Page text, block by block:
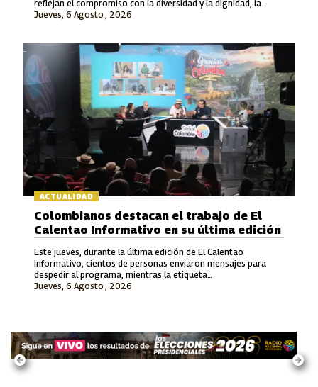
Jueves, 6 Agosto , 2026
reflejan el compromiso con la diversidad y la dignidad, la
rigurosidad periodística, el fomento a la cultura y el cuidado
ACTUALIDAD
Jueves, 6 Agosto , 2026
Colombianos destacan el trabajo de El
Calentao Informativo en su última edición
Este jueves, durante la última edición de El Calentao
Informativo, cientos de personas enviaron mensajes para
despedir al programa, mientras la etiqueta
#ElCalentaoInformativo se convirtió en tendencia en redes